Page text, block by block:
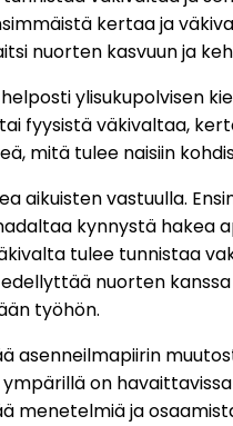
kertaa ja
nuorten kasvuun ja
ylisukupolvisen
fyysistä väkivaltaa,
mitä tulee naisiin
aikuisten vastuulla.
kynnystä hakea
tulee tunnistaa
nuorten
työhön.
asenneilmapiirin
on
menetelmiä ja